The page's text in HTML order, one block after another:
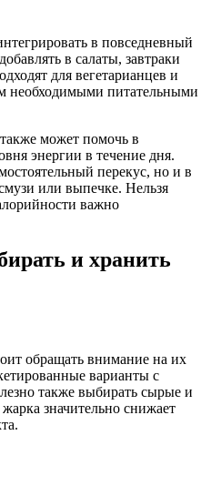
в повседневный
в салаты, завтраки
для вегетарианцев и
необходимыми питательными
может помочь в
энергии в течение дня.
перекус, но и в
или выпечке. Нельзя
важно
и хранить
обращать внимание на их
варианты с
также выбирать сырые и
значительно снижает